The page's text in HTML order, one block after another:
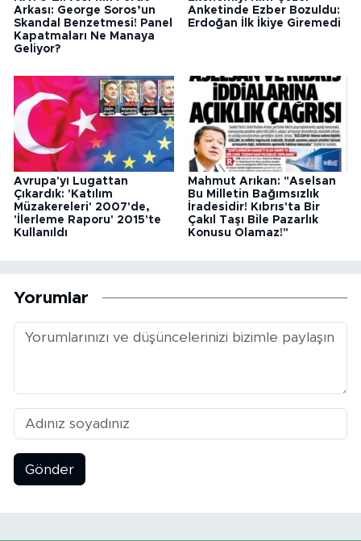
Arkası: George Soros’un
Skandal Benzetmesi! Panel
Kapatmaları Ne Manaya
Geliyor?
Anketinde Ezber Bozuldu:
Erdoğan İlk İkiye Giremedi
Avrupa'yı Lugattan
Çıkardık: 'Katılım
Müzakereleri' 2007'de,
'İlerleme Raporu' 2015'te
Kullanıldı
Mahmut Arıkan: "Aselsan
Bu Milletin Bağımsızlık
İradesidir! Kıbrıs'ta Bir
Çakıl Taşı Bile Pazarlık
Konusu Olamaz!"
Yorumlar
Gönder